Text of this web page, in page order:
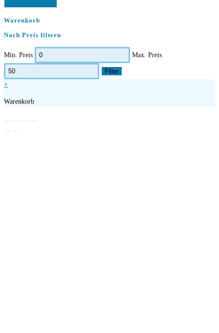
Warenkorb
Nach Preis filtern
Min. Preis Max. Preis
Filter
×
Warenkorb